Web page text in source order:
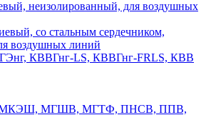
неизолированный, для воздушных
со стальным сердечником,
воздушных линий
КВВГнг-LS, КВВГнг-FRLS, КВВ
МГШВ, МГТФ, ПНСВ, ППВ,